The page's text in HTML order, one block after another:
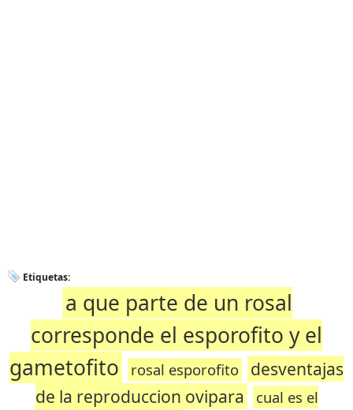
Etiquetas:
a que parte de un rosal
corresponde el esporofito y el
gametofito
rosal esporofito
desventajas
de la reproduccion ovipara
cual es el